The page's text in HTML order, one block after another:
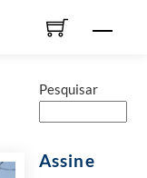
Pesquisar
Assine